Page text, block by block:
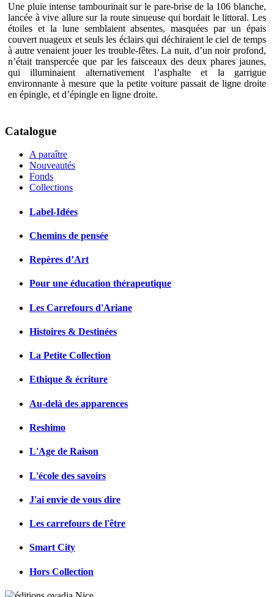
Une pluie intense tambourinait sur le pare-brise de la 106 blanche,
lancée à vive allure sur la route sinueuse qui bordait le littoral. Les
étoiles et la lune semblaient absentes, masquées par un épais
couvert nuageux et seuls les éclairs qui déchiraient le ciel de temps
à autre venaient jouer les trouble-fêtes. La nuit, d’un noir profond,
n’était transpercée que par les faisceaux des deux phares jaunes,
qui illuminaient alternativement l’asphalte et la garrigue
environnante à mesure que la petite voiture passait de ligne droite
en épingle, et d’épingle en ligne droite.
Catalogue
A paraître
Nouveautés
Fonds
Collections
Label-Idées
Chemins de pensée
Repères d’Art
Pour une éducation thérapeutique
Les Carrefours d'Ariane
Histoires & Destinées
La Petite Collection
Ethique & écriture
Au-delà des apparences
Reshimo
L'Age de Raison
L'école des savoirs
J'ai envie de vous dire
Les carrefours de l'être
Smart City
Hors Collection